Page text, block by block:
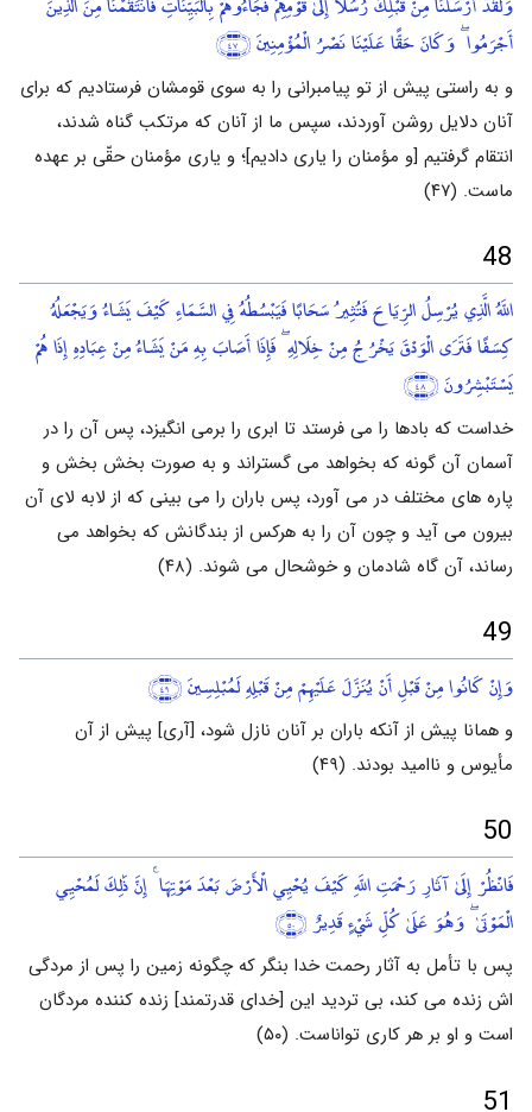
أَجْرَمُوا ۖ وَكَانَ حَقًّا عَلَيْنَا نَصْرُ الْمُؤْمِنِينَ﴿٤٧﴾
و به راستی پیش از تو پیامبرانی را به سوی قومشان فرستادیم که برای
آنان دلایل روشن آوردند، سپس ما از آنان که مرتکب گناه شدند،
انتقام گرفتیم [و مؤمنان را یاری دادیم]؛ و یاری مؤمنان حقّی بر عهده
ماست. (۴۷)
48
اللَّهُ الَّذِي يُرْسِلُ الرِّيَاحَ فَتُثِيرُ سَحَابًا فَيَبْسُطُهُ فِي السَّمَاءِ كَيْفَ يَشَاءُ وَيَجْعَلُهُ
كِسَفًا فَتَرَى الْوَدْقَ يَخْرُجُ مِنْ خِلَالِهِ ۖ فَإِذَا أَصَابَ بِهِ مَنْ يَشَاءُ مِنْ عِبَادِهِ إِذَا هُمْ
يَسْتَبْشِرُونَ﴿٤٨﴾
خداست که بادها را می فرستد تا ابری را برمی انگیزد، پس آن را در
آسمان آن گونه که بخواهد می گستراند و به صورت بخش بخش و
پاره های مختلف در می آورد، پس باران را می بینی که از لابه لای آن
بیرون می آید و چون آن را به هرکس از بندگانش که بخواهد می
رساند، آن گاه شادمان و خوشحال می شوند. (۴۸)
49
وَإِنْ كَانُوا مِنْ قَبْلِ أَنْ يُنَزَّلَ عَلَيْهِمْ مِنْ قَبْلِهِ لَمُبْلِسِينَ﴿٤٩﴾
و همانا پیش از آنکه باران بر آنان نازل شود، [آری] پیش از آن
مأیوس و ناامید بودند. (۴۹)
50
فَانْظُرْ إِلَىٰ آثَارِ رَحْمَتِ اللَّهِ كَيْفَ يُحْيِي الْأَرْضَ بَعْدَ مَوْتِهَا ۚ إِنَّ ذَٰلِكَ لَمُحْيِي
الْمَوْتَىٰ ۖ وَهُوَ عَلَىٰ كُلِّ شَيْءٍ قَدِيرٌ ﴿٥٠﴾
پس با تأمل به آثار رحمت خدا بنگر که چگونه زمین را پس از مردگی
اش زنده می کند، بی تردید این [خدای قدرتمند] زنده کننده مردگان
است و او بر هر کاری تواناست. (۵۰)
51